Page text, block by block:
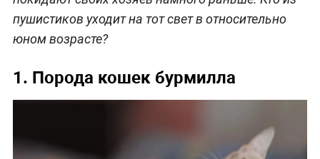
пушистиков уходит на тот свет в относительно
юном возрасте?
1. Порода кошек бурмилла